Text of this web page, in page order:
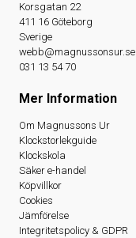
Korsgatan 22
411 16 Göteborg
Sverige
webb@magnussonsur.se
031 13 54 70
Mer Information
Om Magnussons Ur
Klockstorlekguide
Klockskola
Säker e-handel
Köpvillkor
Cookies
Jämförelse
Integritetspolicy & GDPR